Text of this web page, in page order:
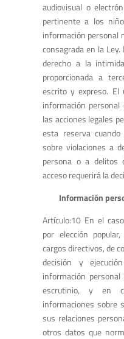
audiovisual o
pertinente a los
información personal
consagrada en la
derecho a la
proporcionada a
escrito y expreso. El
información
las acciones legales
esta reserva
sobre violaciones a
persona o a delitos
acceso requerirá la
Información
Artículo:10 En el
por elección
cargos directivos, de
decisión y
información
escrutinio, y en
informaciones sobre
sus relaciones
otros datos que